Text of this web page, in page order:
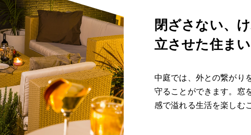
閉ざさない、
立させた住まい
中庭では、外との繋がり
守ることができます。窓
感で溢れる生活を楽しむ